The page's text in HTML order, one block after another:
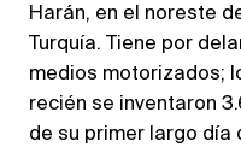
Harán, en el noreste
Turquía. Tiene por
medios motorizados;
recién se inventaron
de su primer largo día